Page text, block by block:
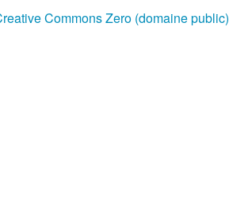
Commons Zero (domaine public)